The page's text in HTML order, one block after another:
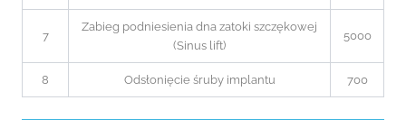
7
Zabieg podniesienia dna zatoki szczękowej
(Sinus lift)
5000
8 Odsłonięcie śruby implantu 700